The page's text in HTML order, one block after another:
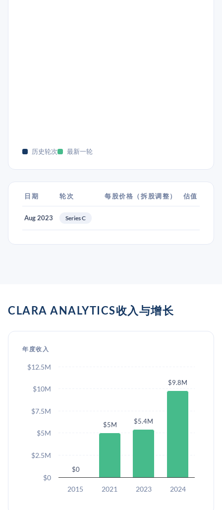
历史轮次 最新一轮
日期 轮次 每股价格（拆股调整） 估值
Aug 2023 Series C
CLARA ANALYTICS收入与增长
年度收入
$0
$5M $5.4M
$9.8M
2015 2021 2023 2024
$0
$2.5M
$5M
$7.5M
$10M
$12.5M